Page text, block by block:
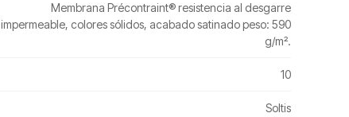
Membrana Précontraint® resistencia al desgarre
impermeable, colores sólidos, acabado satinado peso: 590
g/m².
10
Soltis